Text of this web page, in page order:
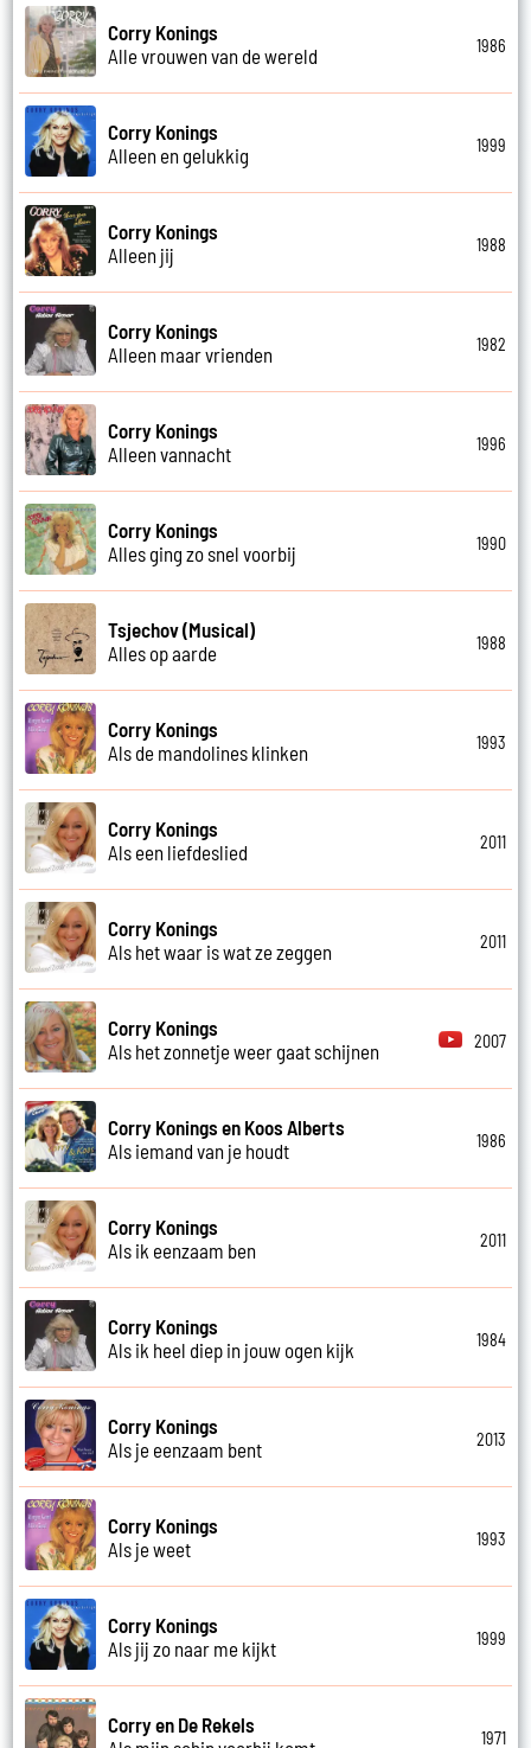
Corry Konings
Alle vrouwen van de wereld
1986
Corry Konings
Alleen en gelukkig
1999
Corry Konings
Alleen jij
1988
Corry Konings
Alleen maar vrienden
1982
Corry Konings
Alleen vannacht
1996
Corry Konings
Alles ging zo snel voorbij
1990
Tsjechov (Musical)
Alles op aarde
1988
Corry Konings
Als de mandolines klinken
1993
Corry Konings
Als een liefdeslied
2011
Corry Konings
Als het waar is wat ze zeggen
2011
Corry Konings
Als het zonnetje weer gaat schijnen
2007
Corry Konings en Koos Alberts
Als iemand van je houdt
1986
Corry Konings
Als ik eenzaam ben
2011
Corry Konings
Als ik heel diep in jouw ogen kijk
1984
Corry Konings
Als je eenzaam bent
2013
Corry Konings
Als je weet
1993
Corry Konings
Als jij zo naar me kijkt
1999
Corry en De Rekels
1971